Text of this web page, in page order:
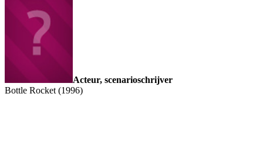
Acteur, scenarioschrijver
Bottle Rocket (1996)